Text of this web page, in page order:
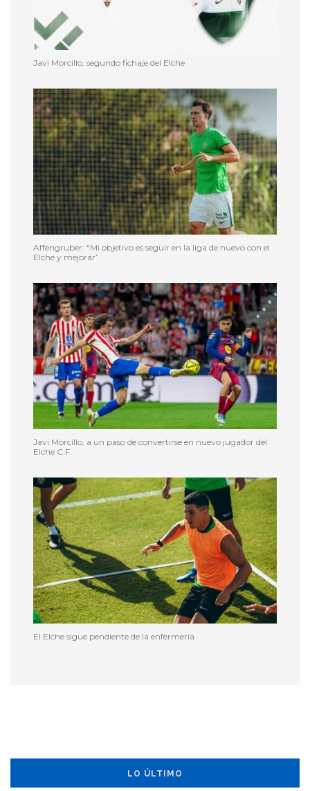
Javi Morcillo, segundo fichaje del Elche
Affengruber: “Mi objetivo es seguir en la liga de nuevo con el
Elche y mejorar”
Javi Morcillo, a un paso de convertirse en nuevo jugador del
Elche C.F.
El Elche sigue pendiente de la enfermería
LO ÚLTIMO